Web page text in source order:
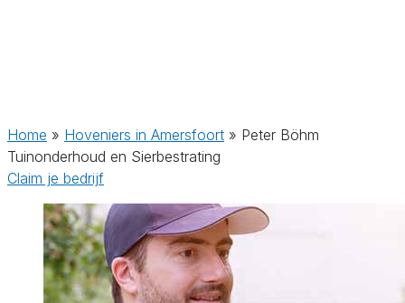
Home » Hoveniers in Amersfoort » Peter Böhm
Tuinonderhoud en Sierbestrating
Claim je bedrijf